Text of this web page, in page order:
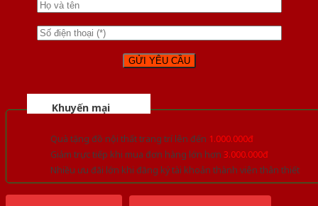
Khuyến mại
Quà tặng đồ nội thất trang trí lên đến 1.000.000đ
Giảm trực tiếp khi mua đơn hàng lớn hơn 3.000.000đ
Nhiều ưu đãi lớn khi đăng ký tài khoản thành viên thân thiết